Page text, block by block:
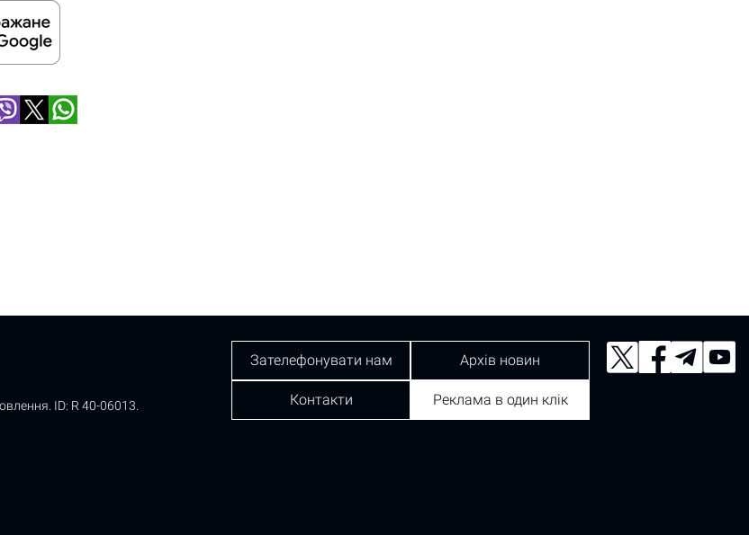
ID: R 40-06013.
Зателефонувати нам Архів новин
Контакти Реклама в один клік